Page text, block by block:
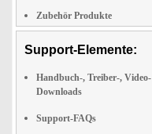
Zubehör Produkte
Support-Elemente:
Handbuch-, Treiber-, Video-
Downloads
Support-FAQs